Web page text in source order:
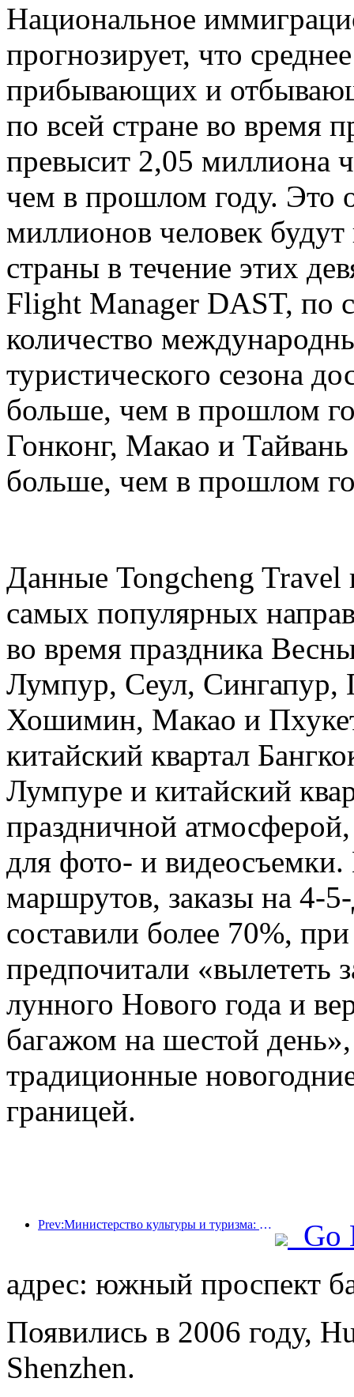
Национальное
прогнозирует, что
прибывающих и
по всей стране во время
превысит 2,05 миллиона
чем в прошлом году. Это
миллионов человек будут
страны в течение этих
Flight Manager DAST, по
количество
туристического сезона
больше, чем в прошлом
Гонконг, Макао и
больше, чем в прошлом
Данные Tongcheng Travel
самых популярных
во время праздника
Лумпур, Сеул, Сингапур,
Хошимин, Макао и
китайский квартал
Лумпуре и китайский
праздничной
для фото- и
маршрутов, заказы на 4-
составили более 70%,
предпочитали «вылететь
лунного Нового года и
багажом на шестой
традиционные
границей.
Prev:Министерство культуры и туризма: запуск 22 тематических мероприятий в рамках 7 основных направлений.
Go
адрес: южный проспект
Появились в 2006 году,
Shenzhen.